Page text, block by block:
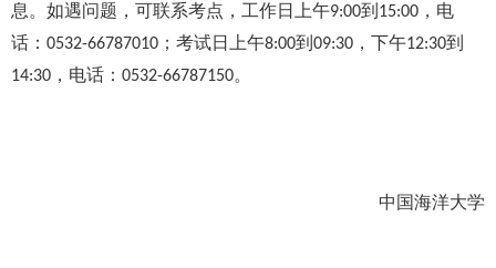
息。如遇问题，可联系考点，工作日上午9:00到 15:00 ，电
话： 0532-66787010 ；考试日上午8:00到 09:30 ，下午12:30到
14:30 ，电话： 0532-66787150。
中国海洋大学